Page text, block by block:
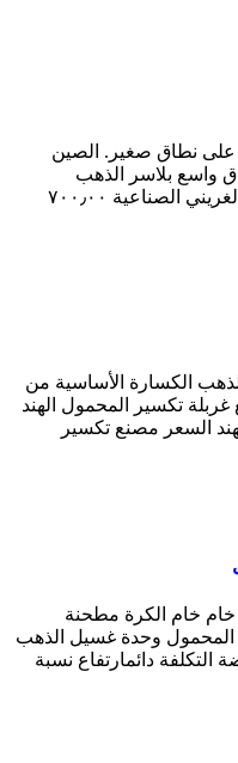
على نطاق صغير. الصين
واسع بلاسر الذهب
الانتعاش غسالة معدات تعدين الذهب الغريني الصناعية ٧٠٠٫٠٠
الكسارة الأساسية من
تكسير المحمول الهند
السعر مصنع تكسير
خام خام الكرة مطحنة
المحمول وحدة غسيل الذهب
التكلفة دائمارتفاع نسبة